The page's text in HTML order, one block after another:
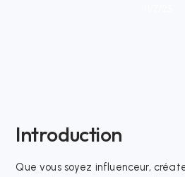
Introduction
Que vous soyez influenceur,